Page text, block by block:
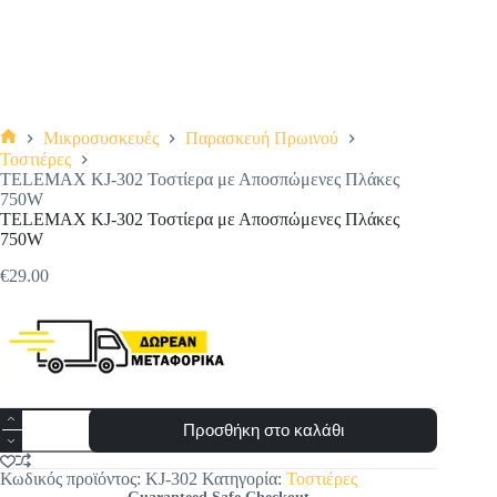
Αρχική
σελίδα
Μικροσυσκευές
Παρασκευή Πρωινού
Τοστιέρες
TELEMAX KJ-302 Τοστίερα με Αποσπώμενες Πλάκες
750W
TELEMAX KJ-302 Τοστίερα με Αποσπώμενες Πλάκες
750W
€29.00
TELEMAX
KJ-
302
Τοστίερα
Προσθήκη στο καλάθι
Κωδικός προϊόντος: KJ-302 Κατηγορία: Τοστιέρες